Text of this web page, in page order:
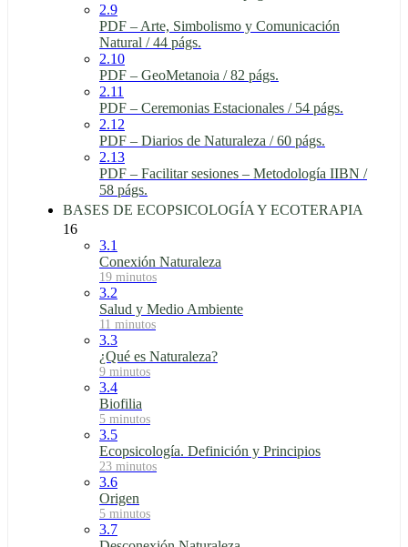
2.9
PDF – Arte, Simbolismo y Comunicación
Natural / 44 págs.
2.10
PDF – GeoMetanoia / 82 págs.
2.11
PDF – Ceremonias Estacionales / 54 págs.
2.12
PDF – Diarios de Naturaleza / 60 págs.
2.13
PDF – Facilitar sesiones – Metodología IIBN /
58 págs.
BASES DE ECOPSICOLOGÍA Y ECOTERAPIA
16
3.1
Conexión Naturaleza
19 minutos
3.2
Salud y Medio Ambiente
11 minutos
3.3
¿Qué es Naturaleza?
9 minutos
3.4
Biofilia
5 minutos
3.5
Ecopsicología. Definición y Principios
23 minutos
3.6
Origen
5 minutos
3.7